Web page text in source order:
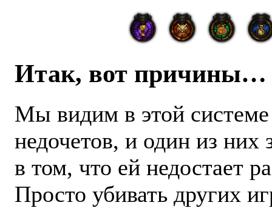
Итак, вот причины…
Мы видим в этой системе
недочетов, и один из них
в том, что ей недостает
Просто убивать других